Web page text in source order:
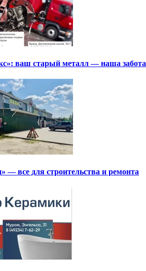
ваш старый металл — наша забота
— все для строительства и ремонта